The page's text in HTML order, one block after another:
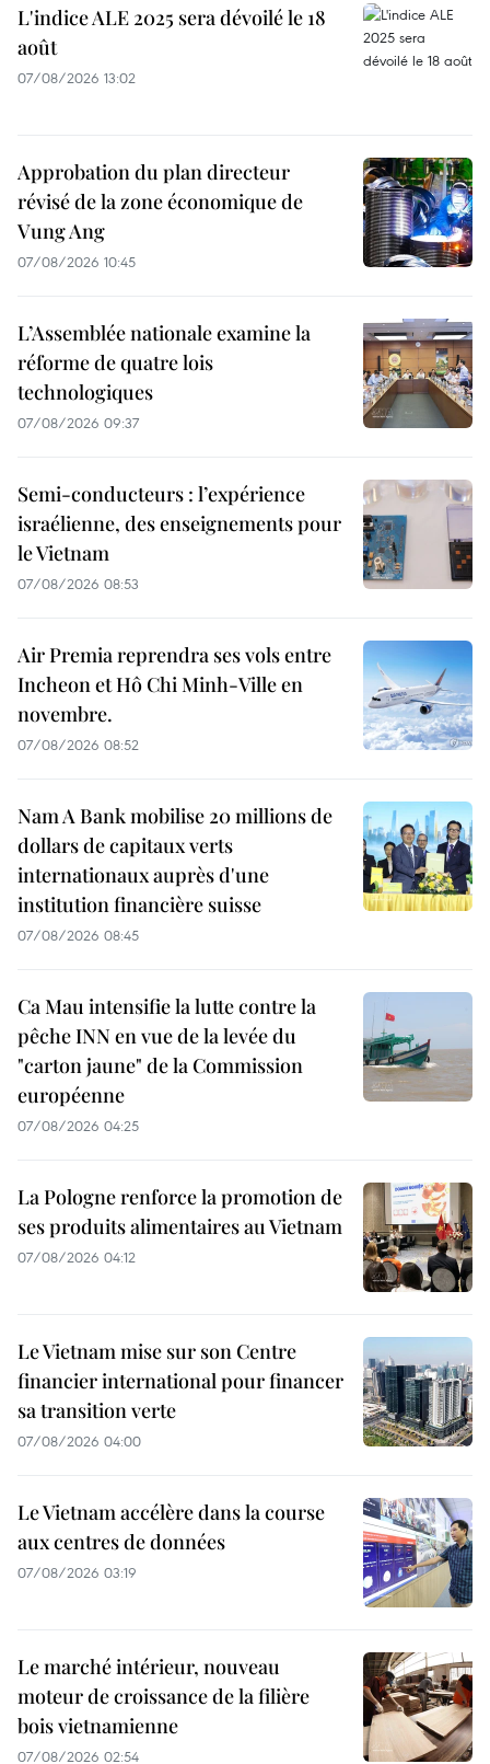
L'indice ALE 2025 sera dévoilé le 18
août
07/08/2026 13:02
Approbation du plan directeur
révisé de la zone économique de
Vung Ang
07/08/2026 10:45
L’Assemblée nationale examine la
réforme de quatre lois
technologiques
07/08/2026 09:37
Semi-conducteurs : l’expérience
israélienne, des enseignements pour
le Vietnam
07/08/2026 08:53
Air Premia reprendra ses vols entre
Incheon et Hô Chi Minh-Ville en
novembre.
07/08/2026 08:52
Nam A Bank mobilise 20 millions de
dollars de capitaux verts
internationaux auprès d'une
institution financière suisse
07/08/2026 08:45
Ca Mau intensifie la lutte contre la
pêche INN en vue de la levée du
"carton jaune" de la Commission
européenne
07/08/2026 04:25
La Pologne renforce la promotion de
ses produits alimentaires au Vietnam
07/08/2026 04:12
Le Vietnam mise sur son Centre
financier international pour financer
sa transition verte
07/08/2026 04:00
Le Vietnam accélère dans la course
aux centres de données
07/08/2026 03:19
Le marché intérieur, nouveau
moteur de croissance de la filière
bois vietnamienne
07/08/2026 02:54